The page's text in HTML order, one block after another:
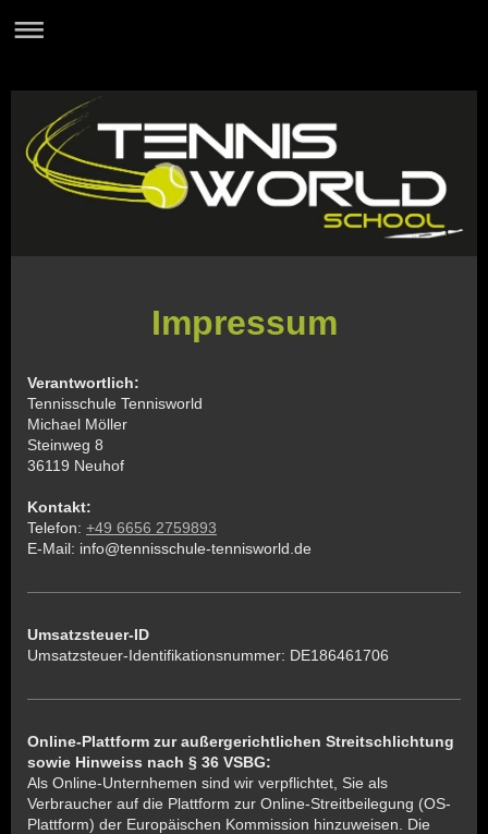
Impressum
Verantwortlich:
Tennisschule Tennisworld
Michael Möller
Steinweg 8
36119 Neuhof
Kontakt:
Telefon: +49 6656 2759893
E-Mail: info@tennisschule-tennisworld.de
Umsatzsteuer-ID
Umsatzsteuer-Identifikationsnummer: DE186461706
Online-Plattform zur außergerichtlichen Streitschlichtung
sowie Hinweiss nach § 36 VSBG:
Als Online-Unternhemen sind wir verpflichtet, Sie als
Verbraucher auf die Plattform zur Online-Streitbeilegung (OS-
Plattform) der Europäischen Kommission hinzuweisen. Die